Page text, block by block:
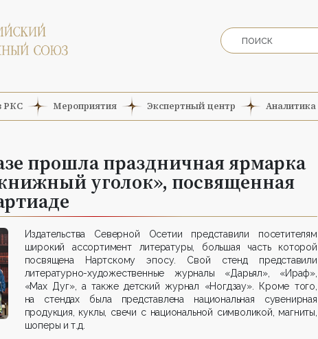
РКС Мероприятия Экспертный центр Аналитика
прошла праздничная ярмарка
уголок», посвященная
Издательства Северной Осетии представили посетителям
широкий ассортимент литературы, большая часть которой
посвящена Нартскому эпосу. Свой стенд представили
литературно-художественные журналы «Дарьял», «Ираф»,
«Мах Дуг», а также детский журнал «Ногдзау». Кроме того,
на стендах была представлена национальная сувенирная
продукция, куклы, свечи с национальной символикой, магниты,
шоперы и т.д.